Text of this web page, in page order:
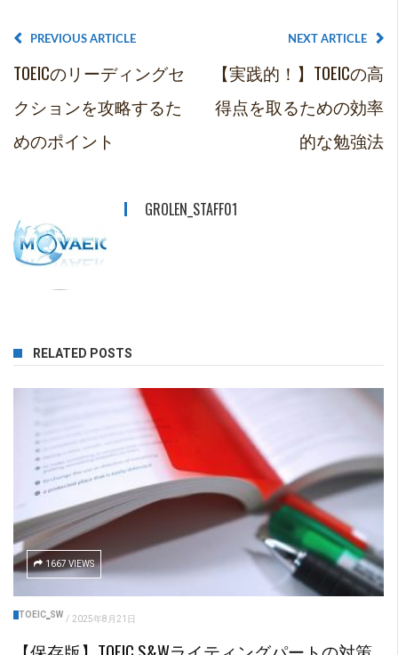
PREVIOUS ARTICLE
TOEICのリーディングセ
クションを攻略するた
めのポイント
NEXT ARTICLE
【実践的！】TOEICの高
得点を取るための効率
的な勉強法
GROLEN_STAFF01
RELATED POSTS
1667 VIEWS
TOEIC‗SW / 2025年8月21日